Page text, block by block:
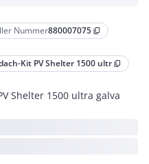
Nummer880007075 content_copy
Kit PV Shelter 1500 ultr content_copy
Shelter 1500 ultra galva